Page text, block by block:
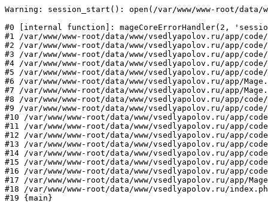
Warning: session_start(): open(/var/www/www-root/data/
#0 [internal function]: mageCoreErrorHandler(2,
#1 /var/www/www-root/data/www/vsedlyapolov.ru/app/
#2 /var/www/www-root/data/www/vsedlyapolov.ru/app/
#3 /var/www/www-root/data/www/vsedlyapolov.ru/app/
#4 /var/www/www-root/data/www/vsedlyapolov.ru/app/
#5 /var/www/www-root/data/www/vsedlyapolov.ru/app/
#6 /var/www/www-root/data/www/vsedlyapolov.ru/app/
#7 /var/www/www-root/data/www/vsedlyapolov.ru/app/
#8 /var/www/www-root/data/www/vsedlyapolov.ru/app/
#9 /var/www/www-root/data/www/vsedlyapolov.ru/app/
#10 /var/www/www-root/data/www/vsedlyapolov.ru/app/
#11 /var/www/www-root/data/www/vsedlyapolov.ru/app/
#12 /var/www/www-root/data/www/vsedlyapolov.ru/app/
#13 /var/www/www-root/data/www/vsedlyapolov.ru/app/
#14 /var/www/www-root/data/www/vsedlyapolov.ru/app/
#15 /var/www/www-root/data/www/vsedlyapolov.ru/app/
#16 /var/www/www-root/data/www/vsedlyapolov.ru/app/
#17 /var/www/www-root/data/www/vsedlyapolov.ru/app/
#18 /var/www/www-root/data/www/vsedlyapolov.ru/
#19 {main}